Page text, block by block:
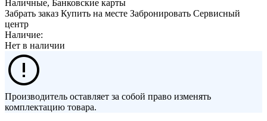
Наличные, Банковские карты
Забрать заказ Купить на месте Забронировать Сервисный
центр
Наличие:
Нет в наличии
Производитель оставляет за собой право изменять
комплектацию товара.